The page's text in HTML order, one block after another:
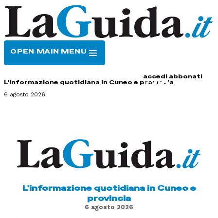
OPEN MAIN MENU
accedi abbonati
L'informazione quotidiana in Cuneo e provincia
6 agosto 2026
L'informazione quotidiana in Cuneo e
provincia
6 agosto 2026